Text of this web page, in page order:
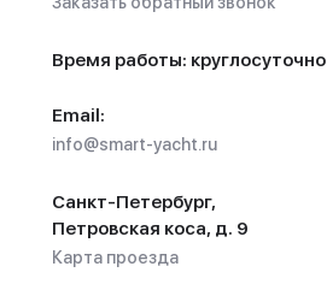
Время работы: круглосуточно
Email:
info@smart-yacht.ru
Санкт-Петербург,
Петровская коса, д. 9
Карта проезда